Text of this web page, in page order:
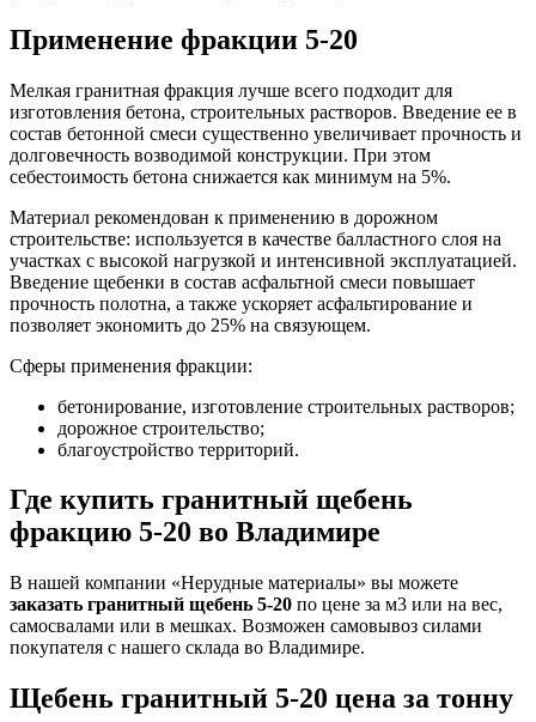
Применение фракции 5-20
Мелкая гранитная фракция лучше всего подходит для
изготовления бетона, строительных растворов. Введение ее в
состав бетонной смеси существенно увеличивает прочность и
долговечность возводимой конструкции. При этом
себестоимость бетона снижается как минимум на 5%.
Материал рекомендован к применению в дорожном
строительстве: используется в качестве балластного слоя на
участках с высокой нагрузкой и интенсивной эксплуатацией.
Введение щебенки в состав асфальтной смеси повышает
прочность полотна, а также ускоряет асфальтирование и
позволяет экономить до 25% на связующем.
Сферы применения фракции:
бетонирование, изготовление строительных растворов;
дорожное строительство;
благоустройство территорий.
Где купить гранитный щебень
фракцию 5-20 во Владимире
В нашей компании «Нерудные материалы» вы можете
заказать гранитный щебень 5-20 по цене за м3 или на вес,
самосвалами или в мешках. Возможен самовывоз силами
покупателя с нашего склада во Владимире.
Щебень гранитный 5-20 цена за тонну